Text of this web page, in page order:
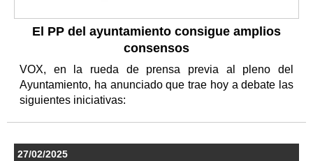
El PP del ayuntamiento consigue amplios
consensos
VOX, en la rueda de prensa previa al pleno del
Ayuntamiento, ha anunciado que trae hoy a debate las
siguientes iniciativas:
27/02/2025